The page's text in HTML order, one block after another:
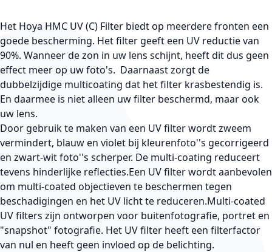
Het Hoya HMC UV (C) Filter biedt op meerdere fronten een
goede bescherming. Het filter geeft een UV reductie van
90%. Wanneer de zon in uw lens schijnt, heeft dit dus geen
effect meer op uw foto's. Daarnaast zorgt de
dubbelzijdige multicoating dat het filter krasbestendig is.
En daarmee is niet alleen uw filter beschermd, maar ook
uw lens.
Door gebruik te maken van een UV filter wordt zweem
vermindert, blauw en violet bij kleurenfoto''s gecorrigeerd
en zwart-wit foto''s scherper. De multi-coating reduceert
tevens hinderlijke reflecties.Een UV filter wordt aanbevolen
om multi-coated objectieven te beschermen tegen
beschadigingen en het UV licht te reduceren.Multi-coated
UV filters zijn ontworpen voor buitenfotografie, portret en
"snapshot" fotografie. Het UV filter heeft een filterfactor
van nul en heeft geen invloed op de belichting.